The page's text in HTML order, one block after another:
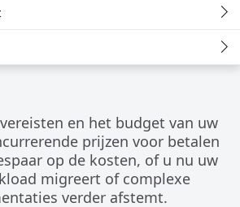
en het budget van uw
prijzen voor betalen
op de kosten, of u nu uw
migreert of complexe
verder afstemt.